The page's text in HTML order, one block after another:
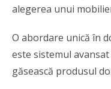
alegerea unui
O abordare unică în
este sistemul
găsească produsul